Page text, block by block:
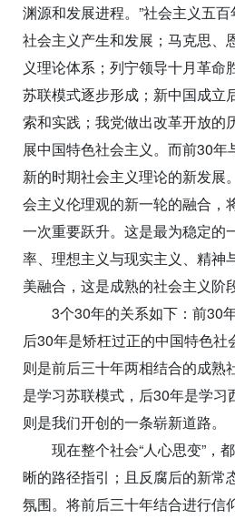
渊源和发展进程。”社会主义五
社会主义产生和发展；马克思、
义理论体系；列宁领导十月革命
苏联模式逐步形成；新中国成立
索和实践；我党做出改革开放的
展中国特色社会主义。而前30年
新的时期社会主义理论的新发展
会主义伦理观的新一轮的融合，
一次重要跃升。这是最为稳定的
率、理想主义与现实主义、精神
美融合，这是成熟的社会主义阶段
3个30年的关系如下：前30年
后30年是矫枉过正的中国特色
则是前后三十年两相结合的成熟
是学习苏联模式，后30年是学
则是我们开创的一条崭新道路。
现在整个社会“人心思变”，
晰的路径指引；且反腐后的新常
氛围。将前后三十年结合进行信